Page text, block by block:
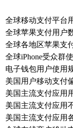
全球移动支付平台
全球苹果支付用户
全球各地区苹果支
全球iPhone受众群
电子钱包用户使用
美国用户移动支付
美国主流支付应用
美国主流支付应用
美国主流支付应用